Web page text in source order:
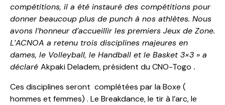
compétitions, il a été instauré des compétitions pour
donner beaucoup plus de punch à nos athlètes. Nous
avons l’honneur d’accueillir les premiers Jeux de Zone.
L’ACNOA a retenu trois disciplines majeures en
dames, le Volleyball, le Handball et le Basket 3×3 » a
déclaré Akpaki Deladem, président du CNO-Togo .
Ces disciplines seront complétées par la Boxe (
hommes et femmes) . Le Breakdance, le tir à l’arc, le